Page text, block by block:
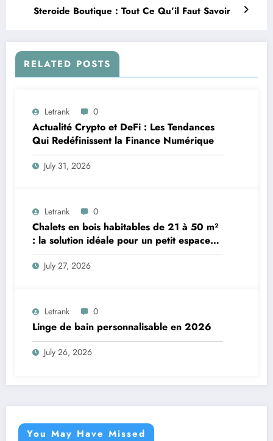
Steroide Boutique : Tout Ce Qu’il Faut Savoir
RELATED POSTS
Letrank 0
Actualité Crypto et DeFi : Les Tendances
Qui Redéfinissent la Finance Numérique
July 31, 2026
Letrank 0
Chalets en bois habitables de 21 à 50 m²
: la solution idéale pour un petit espace
de vie
July 27, 2026
Letrank 0
Linge de bain personnalisable en 2026
July 26, 2026
You May Have Missed